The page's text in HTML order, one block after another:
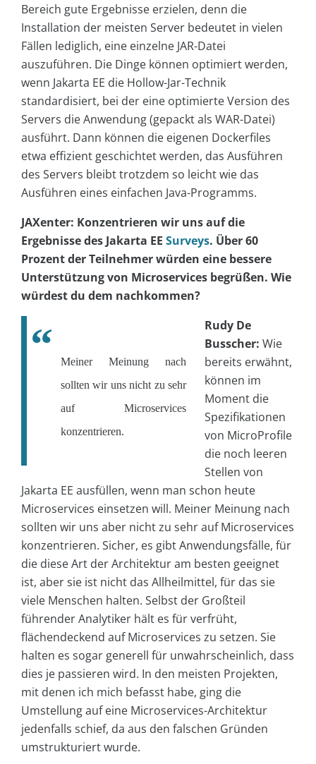
Bereich gute Ergebnisse erzielen, denn die
Installation der meisten Server bedeutet in vielen
Fällen lediglich, eine einzelne JAR-Datei
auszuführen. Die Dinge können optimiert werden,
wenn Jakarta EE die Hollow-Jar-Technik
standardisiert, bei der eine optimierte Version des
Servers die Anwendung (gepackt als WAR-Datei)
ausführt. Dann können die eigenen Dockerfiles
etwa effizient geschichtet werden, das Ausführen
des Servers bleibt trotzdem so leicht wie das
Ausführen eines einfachen Java-Programms.
JAXenter: Konzentrieren wir uns auf die
Ergebnisse des Jakarta EE Surveys. Über 60
Prozent der Teilnehmer würden eine bessere
Unterstützung von Microservices begrüßen. Wie
würdest du dem nachkommen?
Meiner Meinung nach
sollten wir uns nicht zu sehr
auf Microservices
konzentrieren.
Rudy De
Busscher: Wie
bereits erwähnt,
können im
Moment die
Spezifikationen
von MicroProfile
die noch leeren
Stellen von
Jakarta EE ausfüllen, wenn man schon heute
Microservices einsetzen will. Meiner Meinung nach
sollten wir uns aber nicht zu sehr auf Microservices
konzentrieren. Sicher, es gibt Anwendungsfälle, für
die diese Art der Architektur am besten geeignet
ist, aber sie ist nicht das Allheilmittel, für das sie
viele Menschen halten. Selbst der Großteil
führender Analytiker hält es für verfrüht,
flächendeckend auf Microservices zu setzen. Sie
halten es sogar generell für unwahrscheinlich, dass
dies je passieren wird. In den meisten Projekten,
mit denen ich mich befasst habe, ging die
Umstellung auf eine Microservices-Architektur
jedenfalls schief, da aus den falschen Gründen
umstrukturiert wurde.